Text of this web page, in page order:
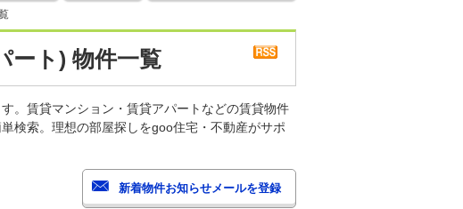
ート) 物件一覧
。賃貸マンション・賃貸アパートなどの賃貸物件
検索。理想の部屋探しをgoo住宅・不動産がサポ